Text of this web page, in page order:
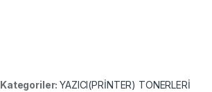
Kategoriler:YAZICI(PRİNTER) TONERLERİ